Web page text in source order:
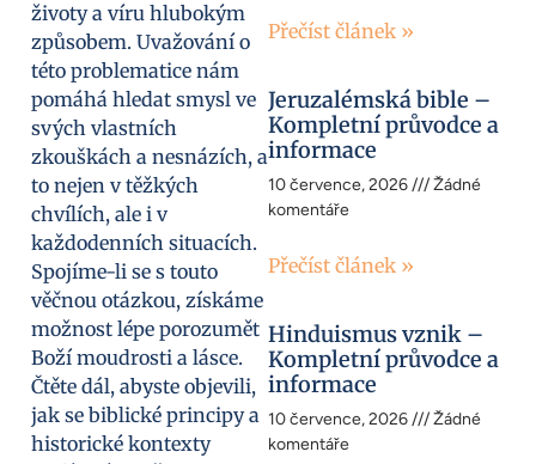
životy a víru hlubokým
způsobem. Uvažování o
této problematice nám
pomáhá hledat smysl ve
svých vlastních
zkouškách a nesnázích, a
to nejen v těžkých
chvílích, ale i v
každodenních situacích.
Spojíme-li se s touto
věčnou otázkou, získáme
možnost lépe porozumět
Boží moudrosti a lásce.
Čtěte dál, abyste objevili,
jak se biblické principy a
historické kontexty
Přečíst článek »
Jeruzalémská bible –
Kompletní průvodce a
informace
10 července, 2026
Žádné
komentáře
Přečíst článek »
Hinduismus vznik –
Kompletní průvodce a
informace
10 července, 2026
Žádné
komentáře